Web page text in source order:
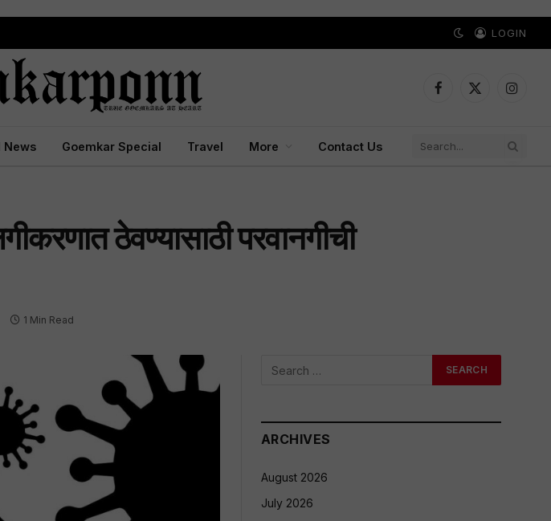
LOGIN
Facebook
X
News Goemkar Special Travel More Contact Us
ठेवण्यासाठी परवानगीची
1 Min Read
ARCHIVES
August 2026
July 2026